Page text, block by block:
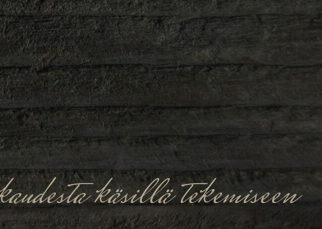
käsillä tekemiseen